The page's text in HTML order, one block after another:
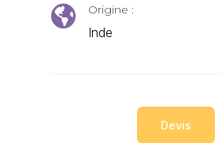
 Origine :
Inde
Devis